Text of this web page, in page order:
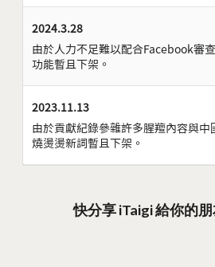
2024.3.28
由於人力不足難以配合Facebook審
功能暫且下架。
2023.11.13
由於貢獻紀錄參雜許多腥羶內容與中
燒燙燙新詞暫且下架。
快分享 iTaigi 給你的朋